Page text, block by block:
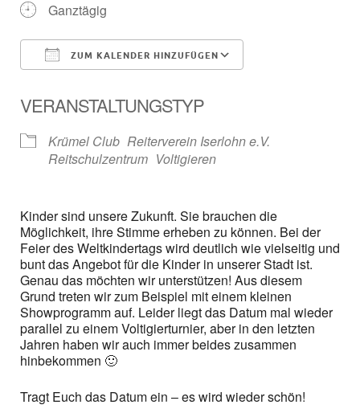
Ganztägig
ZUM KALENDER HINZUFÜGEN
VERANSTALTUNGSTYP
Krümel Club Reiterverein Iserlohn e.V.
Reitschulzentrum Voltigieren
Kinder sind unsere Zukunft. Sie brauchen die
Möglichkeit, ihre Stimme erheben zu können. Bei der
Feier des Weltkindertags wird deutlich wie vielseitig und
bunt das Angebot für die Kinder in unserer Stadt ist.
Genau das möchten wir unterstützen! Aus diesem
Grund treten wir zum Beispiel mit einem kleinen
Showprogramm auf. Leider liegt das Datum mal wieder
parallel zu einem Voltigierturnier, aber in den letzten
Jahren haben wir auch immer beides zusammen
hinbekommen 🙂
Tragt Euch das Datum ein – es wird wieder schön!